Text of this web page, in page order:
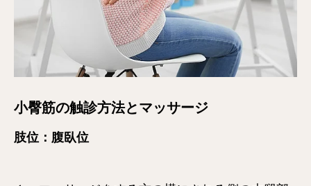
小臀筋の触診方法とマッサージ
肢位：腹臥位